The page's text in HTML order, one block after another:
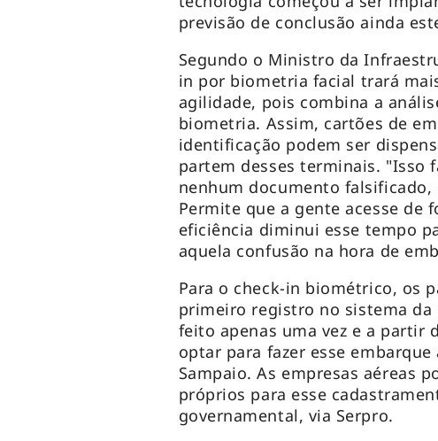
previsão de conclusão ainda
Segundo o Ministro da
in por biometria facial trará
agilidade, pois combina a
biometria. Assim, cartões de
identificação podem ser
partem desses terminais. "Isso
nenhum documento falsificado,
Permite que a gente acesse de
eficiência diminui esse tempo
aquela confusão na hora de
Para o check-in biométrico, os
primeiro registro no sistema da
feito apenas uma vez e a partir
optar para fazer esse
Sampaio. As empresas aéreas
próprios para esse
governamental, via Serpro.